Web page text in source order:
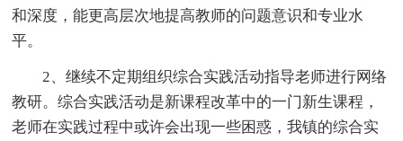
和深度，能更高层次地提高教师的问题意识和专业水
平。
2、继续不定期组织综合实践活动指导老师进行网络
教研。综合实践活动是新课程改革中的一门新生课程，
老师在实践过程中或许会出现一些困惑，我镇的综合实